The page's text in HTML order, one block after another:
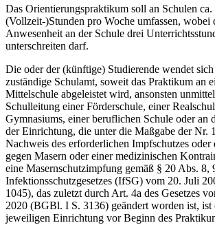
Das Orientierungspraktikum soll an Schulen ca.
(Vollzeit-)Stunden pro Woche umfassen, wobei
Anwesenheit an der Schule drei
unterschreiten darf.
Die oder der (künftige) Studierende wendet sich
zuständige Schulamt, soweit das Praktikum an
Mittelschule abgeleistet wird, ansonsten
Schulleitung einer Förderschule, einer
Gymnasiums, einer beruflichen Schule oder an
der Einrichtung, die unter die Maßgabe der Nr.
Nachweis des erforderlichen Impfschutzes oder
gegen Masern oder einer medizinischen
eine Masernschutzimpfung gemäß § 20 Abs. 8,
Infektionsschutzgesetzes (IfSG) vom 20. Juli
1045), das zuletzt durch Art. 4a des Gesetzes
2020 (BGBl. I S. 3136) geändert worden ist, ist
jeweiligen Einrichtung vor Beginn des